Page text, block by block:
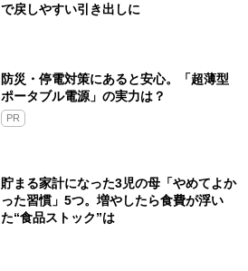
で戻しやすい引き出しに
防災・停電対策にあると安心。「超薄型
ポータブル電源」の実力は？​
PR
貯まる家計になった3児の母「やめてよか
った習慣」5つ。増やしたら食費が浮い
た“食品ストック”は